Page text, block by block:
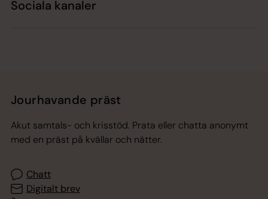
Sociala kanaler
Jourhavande präst
Akut samtals- och krisstöd. Prata eller chatta anonymt
med en präst på kvällar och nätter.
Chatt
Digitalt brev